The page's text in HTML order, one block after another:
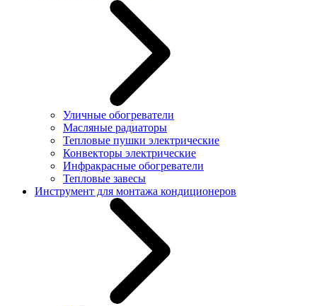
Уличные обогреватели
Масляные радиаторы
Тепловые пушки электрические
Конвекторы электрические
Инфракрасные обогреватели
Тепловые завесы
Инструмент для монтажа кондиционеров